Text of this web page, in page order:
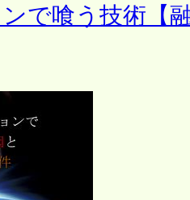
で喰う技術【